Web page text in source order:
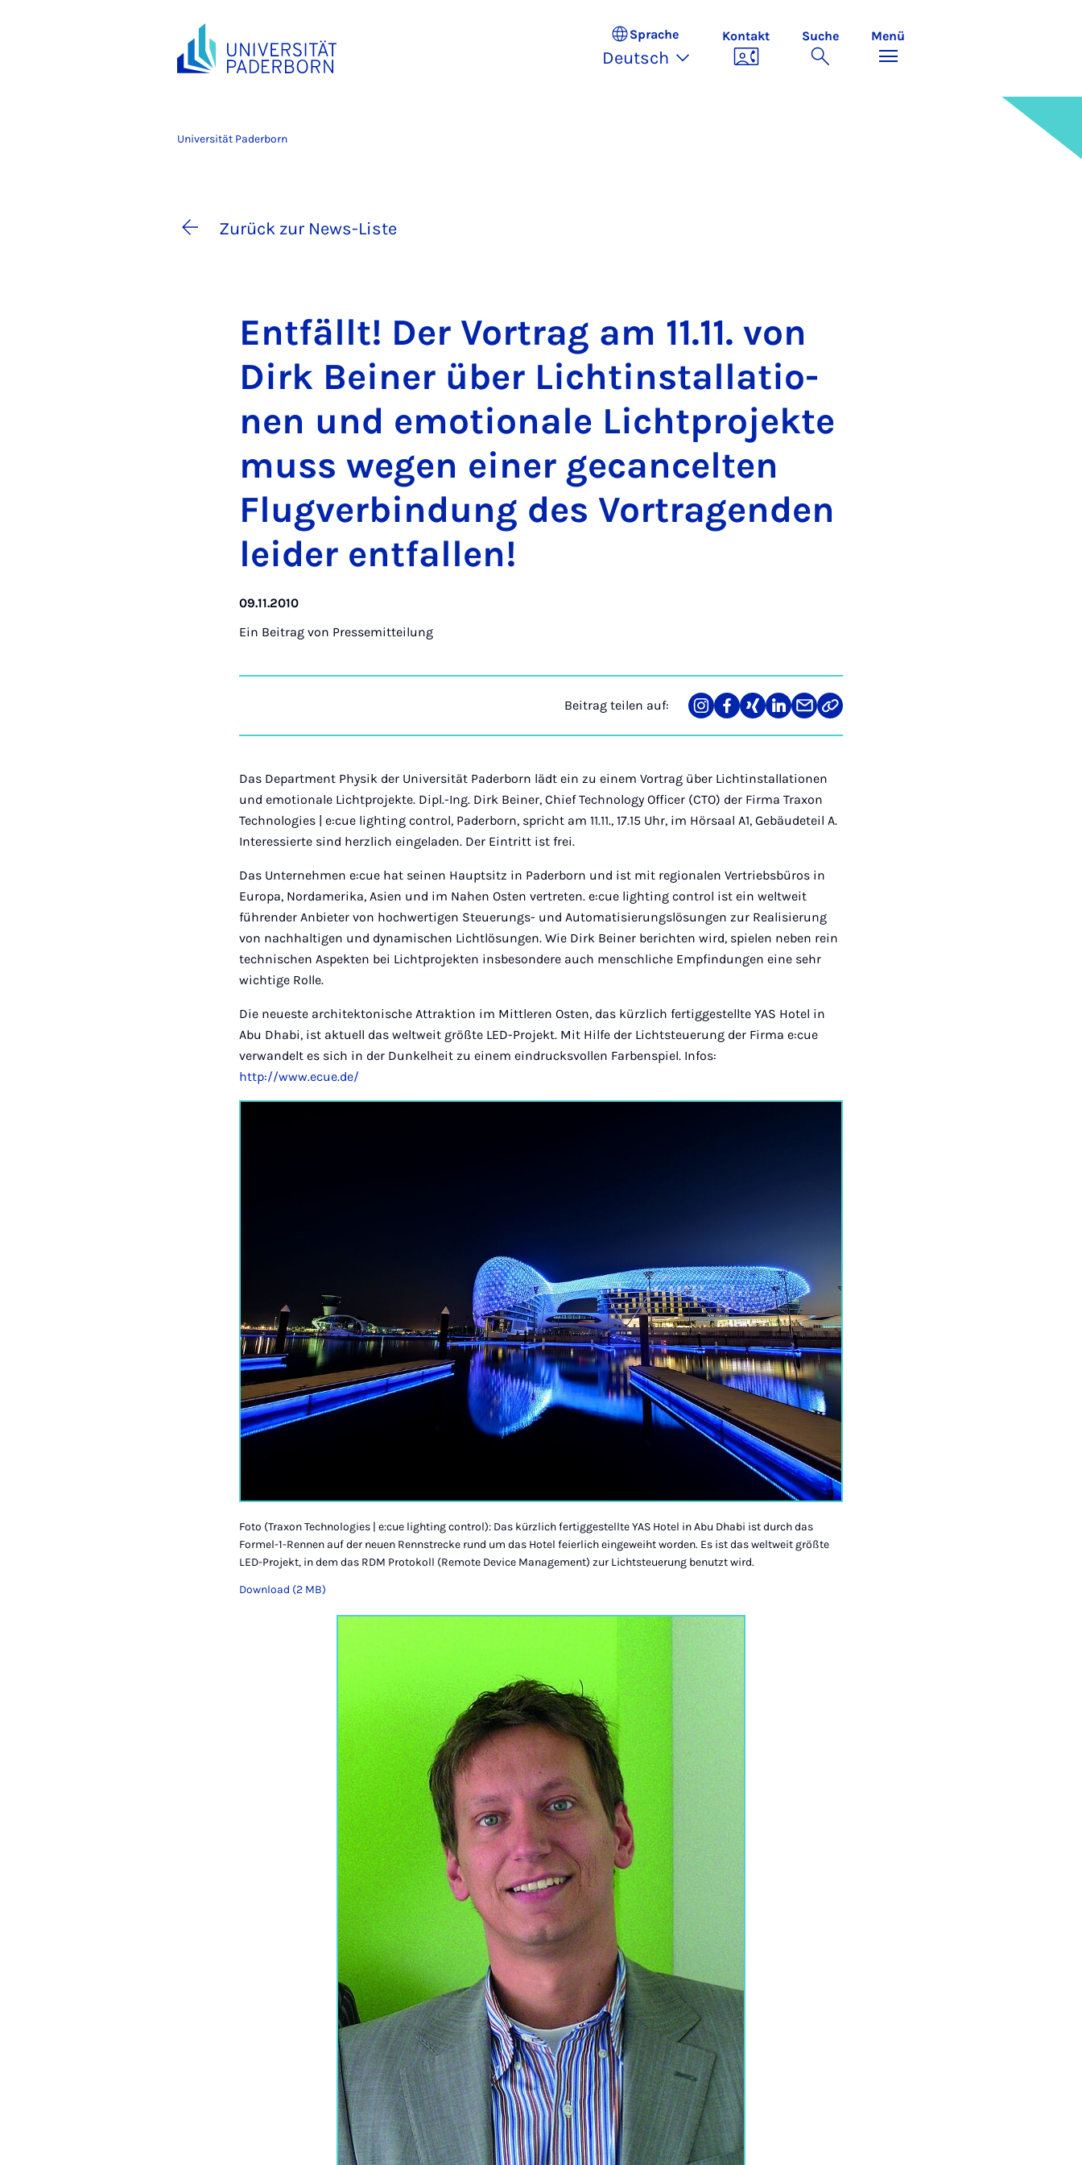
Sprache
Deutsch
Kontakt Suche Menü
Universität Paderborn
Zurück zur News-Liste
Ent­fällt! Der Vor­trag am 11.11. von
Dirk Bei­ner über Lichtin­stal­la­ti­o­
nen und emo­ti­o­na­le Licht­pro­jek­te
muss we­gen ei­ner ge­can­cel­ten
Flug­ver­bin­dung des Vor­tra­gen­den
lei­der ent­fal­len!
09.11.2010
Ein Beitrag von Pressemitteilung
Beitrag teilen auf:
Teilen
auf
Teilen
auf
Teilen
auf
Teilen
auf
Teilen
über
Link
kopieren
Das Department Physik der Universität Paderborn lädt ein zu einem Vortrag über Lichtinstallationen
und emotionale Lichtprojekte. Dipl.-Ing. Dirk Beiner, Chief Technology Officer (CTO) der Firma Traxon
Technologies | e:cue lighting control, Paderborn, spricht am 11.11., 17.15 Uhr, im Hörsaal A1, Gebäudeteil A.
Interessierte sind herzlich eingeladen. Der Eintritt ist frei.
Das Unternehmen e:cue hat seinen Hauptsitz in Paderborn und ist mit regionalen Vertriebsbüros in
Europa, Nordamerika, Asien und im Nahen Osten vertreten. e:cue lighting control ist ein weltweit
führender Anbieter von hochwertigen Steuerungs- und Automatisierungslösungen zur Realisierung
von nachhaltigen und dynamischen Lichtlösungen. Wie Dirk Beiner berichten wird, spielen neben rein
technischen Aspekten bei Lichtprojekten insbesondere auch menschliche Empfindungen eine sehr
wichtige Rolle.
Die neueste architektonische Attraktion im Mittleren Osten, das kürzlich fertiggestellte YAS Hotel in
Abu Dhabi, ist aktuell das weltweit größte LED-Projekt. Mit Hilfe der Lichtsteuerung der Firma e:cue
verwandelt es sich in der Dunkelheit zu einem eindrucksvollen Farbenspiel. Infos:
http://www.ecue.de/
Foto (Traxon Technologies | e:cue lighting control): Das kürzlich fertiggestellte YAS Hotel in Abu Dhabi ist durch das
Formel-1-Rennen auf der neuen Rennstrecke rund um das Hotel feierlich eingeweiht worden. Es ist das weltweit größte
LED-Projekt, in dem das RDM Protokoll (Remote Device Management) zur Lichtsteuerung benutzt wird.
Download (2 MB)